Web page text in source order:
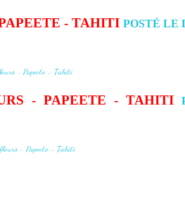
- TAHITI POSTÉ LE
- PAPEETE - TAHITI